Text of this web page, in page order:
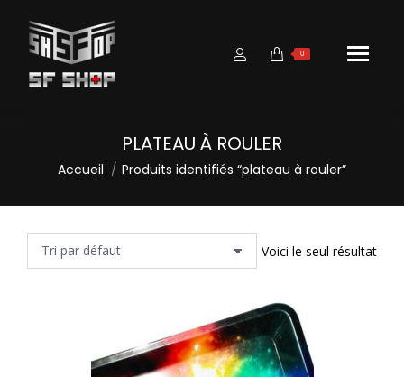
0
PLATEAU À ROULER
Vous êtes ici :
Accueil Produits identifiés “plateau à rouler”
Voici le seul résultat